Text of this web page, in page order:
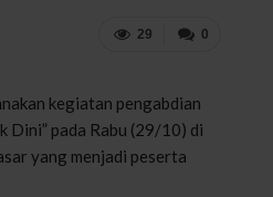
0
29
kegiatan pengabdian
Dini” pada Rabu (29/10) di
yang menjadi peserta